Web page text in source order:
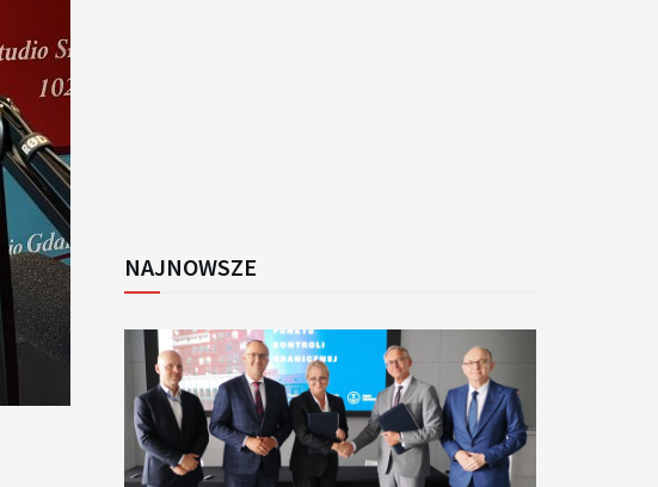
NAJNOWSZE